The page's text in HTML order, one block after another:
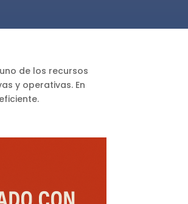
de los recursos
y operativas. En